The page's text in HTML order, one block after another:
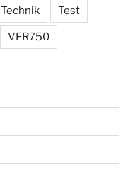
Technik Test
VFR750